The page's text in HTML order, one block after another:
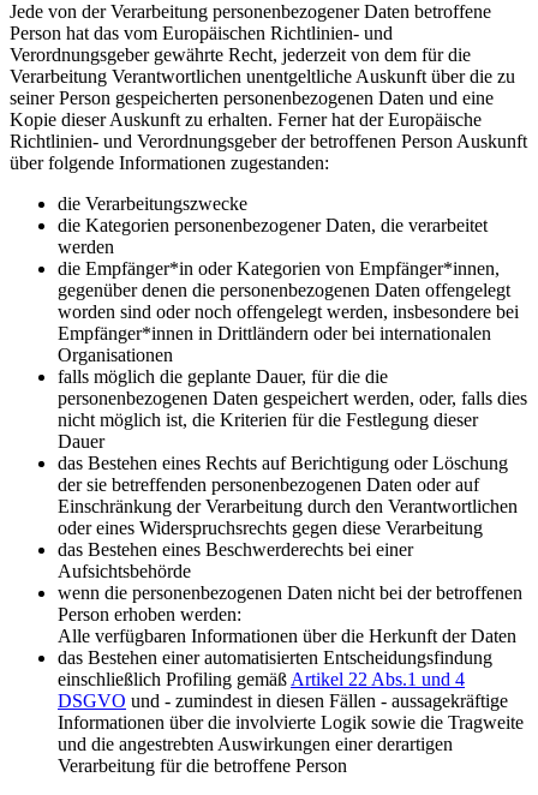
Jede von der Verarbeitung personenbezogener Daten betroffene
Person hat das vom Europäischen Richtlinien- und
Verordnungsgeber gewährte Recht, jederzeit von dem für die
Verarbeitung Verantwortlichen unentgeltliche Auskunft über die zu
seiner Person gespeicherten personenbezogenen Daten und eine
Kopie dieser Auskunft zu erhalten. Ferner hat der Europäische
Richtlinien- und Verordnungsgeber der betroffenen Person Auskunft
über folgende Informationen zugestanden:
die Verarbeitungszwecke
die Kategorien personenbezogener Daten, die verarbeitet
werden
die Empfänger*in oder Kategorien von Empfänger*innen,
gegenüber denen die personenbezogenen Daten offengelegt
worden sind oder noch offengelegt werden, insbesondere bei
Empfänger*innen in Drittländern oder bei internationalen
Organisationen
falls möglich die geplante Dauer, für die die
personenbezogenen Daten gespeichert werden, oder, falls dies
nicht möglich ist, die Kriterien für die Festlegung dieser
Dauer
das Bestehen eines Rechts auf Berichtigung oder Löschung
der sie betreffenden personenbezogenen Daten oder auf
Einschränkung der Verarbeitung durch den Verantwortlichen
oder eines Widerspruchsrechts gegen diese Verarbeitung
das Bestehen eines Beschwerderechts bei einer
Aufsichtsbehörde
wenn die personenbezogenen Daten nicht bei der betroffenen
Person erhoben werden:
Alle verfügbaren Informationen über die Herkunft der Daten
das Bestehen einer automatisierten Entscheidungsfindung
einschließlich Profiling gemäß Artikel 22 Abs.1 und 4
DSGVO und - zumindest in diesen Fällen - aussagekräftige
Informationen über die involvierte Logik sowie die Tragweite
und die angestrebten Auswirkungen einer derartigen
Verarbeitung für die betroffene Person